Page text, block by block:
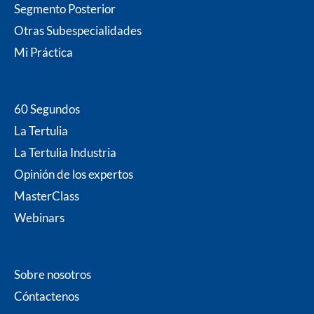
o
k
m
Segmento Posterior
Otras Subespecialidades
Mi Práctica
60 Segundos
La Tertulia
La Tertulia Industria
Opinión de los expertos
MasterClass
Webinars
Sobre nosotros
Cóntactenos